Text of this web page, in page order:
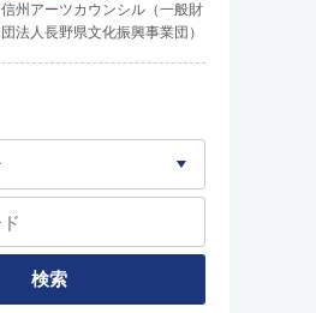
信州アーツカウンシル（一般財
団法人長野県文化振興事業団）